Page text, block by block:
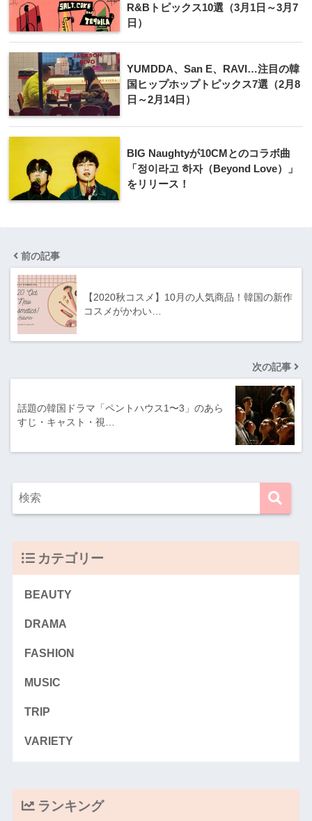
R&Bトピックス10選（3月1日～3月7
日）
YUMDDA、San E、RAVI…注目の韓
国ヒップホップトピックス7選（2月8
日～2月14日）
BIG Naughtyが10CMとのコラボ曲
「정이라고 하자（Beyond Love）」
をリリース！
前の記事
【2020秋コスメ】10月の人気商品！韓国の新作
コスメがかわい…
次の記事
話題の韓国ドラマ「ペントハウス1〜3」のあら
すじ・キャスト・視…
カテゴリー
BEAUTY
DRAMA
FASHION
MUSIC
TRIP
VARIETY
ランキング